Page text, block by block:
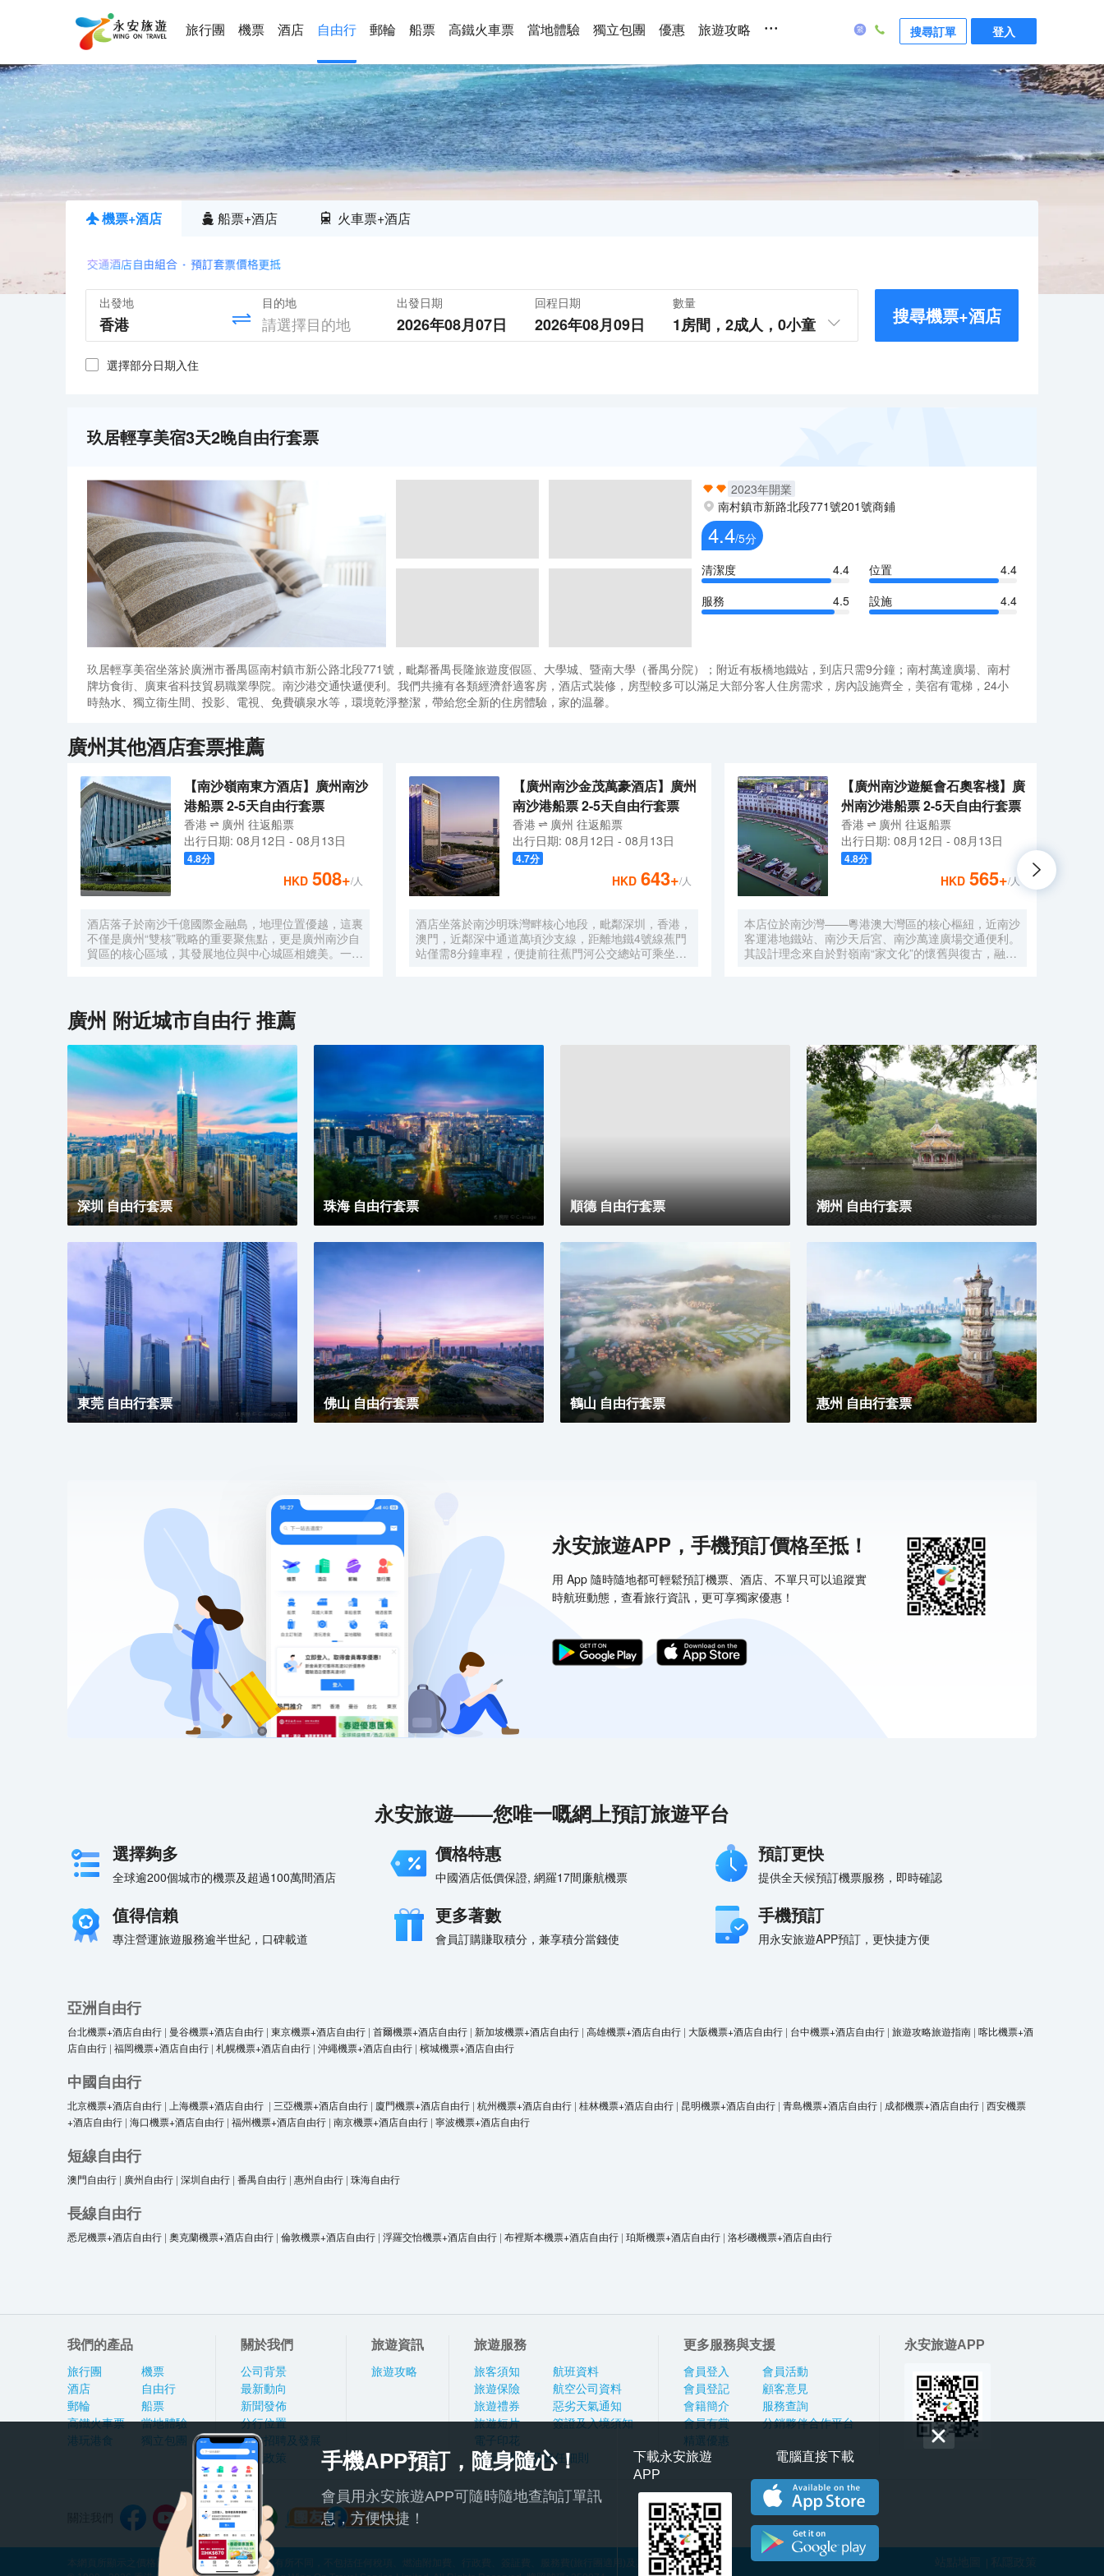
旅行團 機票 酒店 自由行 郵輪 船票 高鐵火車票 當地體驗 獨立包團 優惠 旅遊攻略 ... 搜尋訂單 登入
機票+酒店 船票+酒店 火車票+酒店
出發地 目的地 出發日期
2026年08月07日
回程日期
2026年08月09日
數量
1房間， 2成人， 0小童 搜尋機票+酒店
選擇部分日期入住
玖居輕享美宿3天2晚自由行套票
2023年開業
南村鎮市新路北段771號201號商鋪
4.4/5分
清潔度
4.4 位置
4.4
服務
4.5 設施 4.4
玖居輕享美宿坐落於廣洲市番禺區南村鎮市新公路北段771號，毗鄰番禺長隆旅遊度假區、大學城、暨南大學（番禺分院）；附近有板橋地鐵站，到店只需9分鐘；南村萬達廣場、南村
牌坊食街、廣東省科技貿易職業學院。南沙港交通快遞便利。我們共擁有各類經濟舒適客房，酒店式裝修，房型較多可以滿足大部分客人住房需求，房內設施齊全，美宿有電梯，24小
時熱水、獨立衞生間、投影、電視、免費礦泉水等，環境乾淨整潔，帶給您全新的住房體驗，家的温馨。
廣州其他酒店套票推薦
【南沙嶺南東方酒店】廣州南沙
港船票 2-5天自由行套票
香港 廣州 往返船票
出行日期: 08月12日 - 08月13日
4.8分
HKD 508+/人
酒店落子於南沙千億國際金融島，地理位置優越，這裏
不僅是廣州“雙核”戰略的重要聚焦點，更是廣州南沙自
貿區的核心區域，其發展地位與中心城區相媲美。一小
含西式願景——Amazing（令人驚歎），
Astonishing（令人震撼），隱含着酒店將成為南沙乃
至全球矚目的中式美學新地標的美好期許。 酒店作為
南沙國際會展中心綜合體重要組成部分，以“木棉花
開，鴻翔海絲”之設計理念，以大灣區金融新地標之姿
態，締造南沙“立足灣區、協同港澳、面向世界”的實踐
範本。
【廣州南沙金茂萬豪酒店】廣州
南沙港船票 2-5天自由行套票
香港 廣州 往返船票
出行日期: 08月12日 - 08月13日
4.7分
HKD 643+/人
酒店坐落於南沙明珠灣畔核心地段，毗鄰深圳，香港，
澳門，近鄰深中通道萬頃沙支線，距離地鐵4號線蕉門
站僅需8分鐘車程，便捷前往蕉門河公交總站可乘坐機
代經典與優雅，滿足休閒賓客對在地文化的探索與體
驗。配備粵式風味的林苑中餐廳、中西結合的漁人碼頭
珍饈美饌。酒店擁有馬丁叔叔的農場，小朋友們可盡情
與小動物們互動亦或參與馬丁叔叔課堂，共度愉快的親
子時光。同時，酒店擁有1,600平方米的宴會及會議場
地以及寬敞的戶外草坪，可滿足不同的會議及宴會需
求，無論商務出行亦或休閒旅遊期待與您共赴南沙，遇
見另一種可能。
【廣州南沙遊艇會石奧客棧】廣
州南沙港船票 2-5天自由行套票
香港 廣州 往返船票
出行日期: 08月12日 - 08月13日
4.8分
HKD 565+/人
本店位於南沙灣——粵港澳大灣區的核心樞紐，近南沙
客運港地鐵站、南沙天后宮、南沙萬達廣場交通便利。
其設計理念來自於對嶺南“家文化”的懷舊與復古，融合
室，主要提供早餐、茶點、飲品、簡餐等服務；同時亦
與中國大陸獲得“五金錨”獎的南沙遊艇會提供宴會/婚
宴/會議、中西式餐飲、遊艇觀光/租賃、帆船租賃/體
驗、遊艇帆船駕證考取等不同種服務功能，打造出一種
特色的休閒度假空間。
廣州 附近城市自由行 推薦
深圳 自由行套票 珠海 自由行套票 順德 自由行套票 潮州 自由行套票
東莞 自由行套票 佛山 自由行套票 鶴山 自由行套票 惠州 自由行套票
永安旅遊APP，手機預訂價格至抵！
用 App 隨時隨地都可輕鬆預訂機票、酒店、不單只可以追蹤實
時航班動態，查看旅行資訊，更可享獨家優惠！
永安旅遊——您唯一嘅網上預訂旅遊平台
選擇夠多
全球逾200個城市的機票及超過100萬間酒店
價格特惠
中國酒店低價保證, 網羅17間廉航機票
預訂更快
提供全天候預訂機票服務，即時確認
值得信賴
專注營運旅遊服務逾半世紀，口碑載道
更多著數
會員訂購賺取積分，兼享積分當錢使
手機預訂
用永安旅遊APP預訂，更快捷方便
亞洲自由行
台北機票+酒店自由行 | 曼谷機票+酒店自由行 | 東京機票+酒店自由行 | 首爾機票+酒店自由行 | 新加坡機票+酒店自由行 | 高雄機票+酒店自由行 | 大阪機票+酒店自由行 | 台中機票+酒店自由行 | 旅遊攻略旅遊指南 | 喀比機票+酒
店自由行 | 福岡機票+酒店自由行 | 札幌機票+酒店自由行 | 沖繩機票+酒店自由行 | 檳城機票+酒店自由行
中國自由行
北京機票+酒店自由行 | 上海機票+酒店自由行 | 三亞機票+酒店自由行 | 廈門機票+酒店自由行 | 杭州機票+酒店自由行 | 桂林機票+酒店自由行 | 昆明機票+酒店自由行 | 青島機票+酒店自由行 | 成都機票+酒店自由行 | 西安機票
+酒店自由行 | 海口機票+酒店自由行 | 福州機票+酒店自由行 | 南京機票+酒店自由行 | 寧波機票+酒店自由行
短線自由行
澳門自由行 | 廣州自由行 | 深圳自由行 | 番禺自由行 | 惠州自由行 | 珠海自由行
長線自由行
悉尼機票+酒店自由行 | 奧克蘭機票+酒店自由行 | 倫敦機票+酒店自由行 | 浮羅交怡機票+酒店自由行 | 布裡斯本機票+酒店自由行 | 珀斯機票+酒店自由行 | 洛杉磯機票+酒店自由行
我們的產品
旅行團
酒店
郵輪
高鐵火車票
港玩港食
機票
自由行
船票
當地體驗
獨立包團
關於我們
公司背景
最新動向
新聞發佈
分行位置
人才招聘及發展
私隱政策
旅遊資訊
旅遊攻略
旅遊服務
旅客須知
旅遊保險
旅遊禮券
旅遊短片
電子印花
航班資料
航空公司資料
惡劣天氣通知
簽證及入境須知
旅行團報名及責任細則
更多服務與支援
會員登入
會員登記
會籍簡介
會員有賞
精選優惠
會員活動
顧客意見
服務查詢
分銷夥伴合作平台
永安旅遊APP
本網頁所顯示之價格因應產品種類及出發日期而有所不同，不包括任何稅項、燃油附加費、行政費、簽証費、服務費(旅行團適用)及其他應繳費用
手機APP預訂，隨身隨心！
會員用永安旅遊APP可隨時隨地查詢訂單訊
息，方便快捷！
下載永安旅遊
APP
電腦直接下載